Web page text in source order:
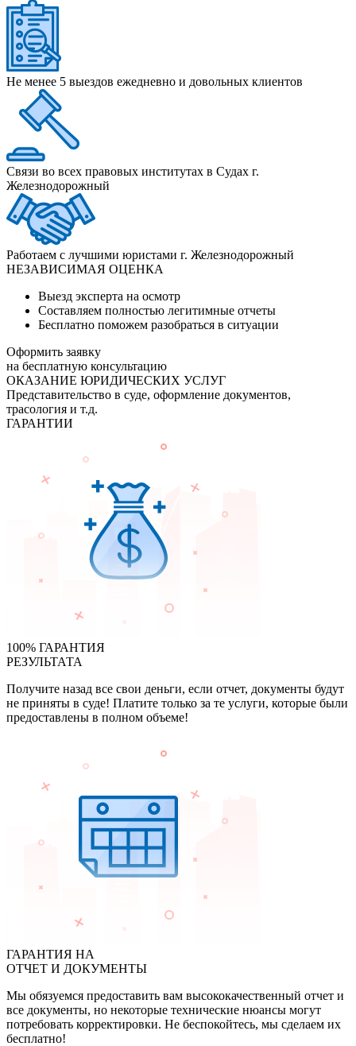
Не менее 5 выездов ежедневно и довольных клиентов
Связи во всех правовых институтах в Судах г.
Железнодорожный
Работаем с лучшими юристами г. Железнодорожный
НЕЗАВИСИМАЯ ОЦЕНКА
Выезд эксперта на осмотр
Составляем полностью легитимные отчеты
Бесплатно поможем разобраться в ситуации
Оформить заявку
на бесплатную консультацию
ОКАЗАНИЕ ЮРИДИЧЕСКИХ УСЛУГ
Представительство в суде, оформление документов,
трасология и т.д.
ГАРАНТИИ
100% ГАРАНТИЯ
РЕЗУЛЬТАТА
Получите назад все свои деньги, если отчет, документы будут
не приняты в суде! Платите только за те услуги, которые были
предоставлены в полном объеме!
ГАРАНТИЯ НА
ОТЧЕТ И ДОКУМЕНТЫ
Мы обязуемся предоставить вам высококачественный отчет и
все документы, но некоторые технические нюансы могут
потребовать корректировки. Не беспокойтесь, мы сделаем их
бесплатно!